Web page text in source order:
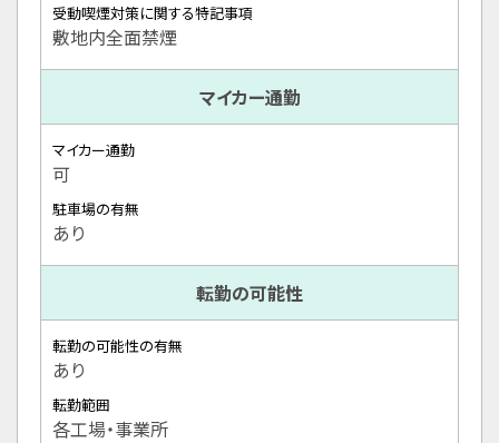
受動喫煙対策に関する特記事項
敷地内全面禁煙
マイカー通勤
マイカー通勤
可
駐車場の有無
あり
転勤の可能性
転勤の可能性の有無
あり
転勤範囲
各工場・事業所